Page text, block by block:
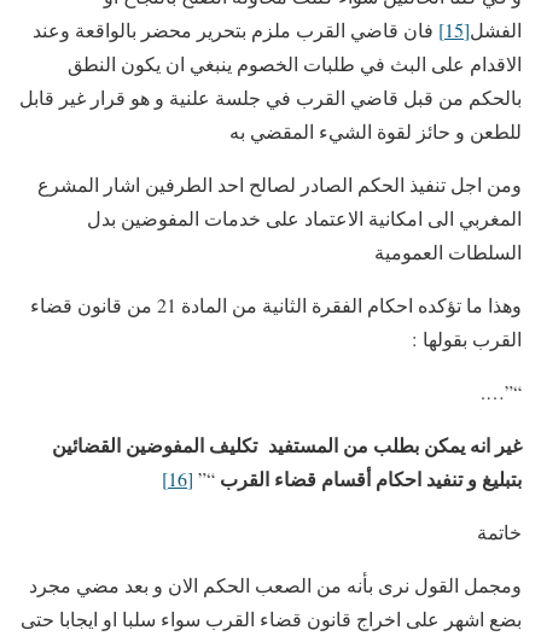
الفشل[15]
فان قاضي القرب ملزم بتحرير محضر بالواقعة وعند
الاقدام على البث في طلبات الخصوم ينبغي ان يكون النطق
بالحكم من قبل قاضي القرب في جلسة علنية و هو قرار غير قابل
للطعن و حائز لقوة الشيء المقضي به
ومن اجل تنفيذ الحكم الصادر لصالح احد الطرفين اشار المشرع
المغربي الى امكانية الاعتماد على خدمات المفوضين بدل
السلطات العمومية
وهذا ما تؤكده احكام الفقرة الثانية من المادة 21 من قانون قضاء
القرب بقولها :
“”….
غير انه يمكن بطلب من المستفيد تكليف المفوضين القضائين
بتبليغ و تنفيد احكام أقسام قضاء القرب “”
[16]
خاتمة
ومجمل القول نرى بأنه من الصعب الحكم الان و بعد مضي مجرد
بضع اشهر على اخراج قانون قضاء القرب سواء سلبا او ايجابا حتى